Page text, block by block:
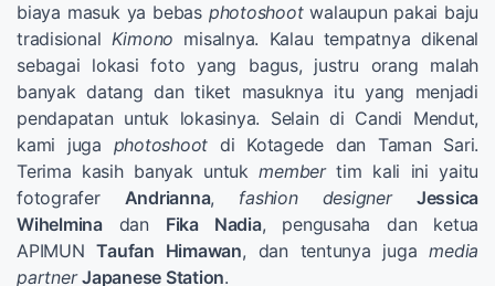
biaya masuk ya bebas photoshootwalaupun pakai baju
tradisional Kimono misalnya. Kalau tempatnya dikenal
sebagai lokasi foto yang bagus, justru orang malah
banyak datang dan tiket masuknya itu yang menjadi
pendapatan untuk lokasinya. Selain di Candi Mendut,
kami juga photoshoot di Kotagede dan Taman Sari.
Terima kasih banyak untukmembertim kali ini yaitu
fotografer Andrianna, fashion designer
Jessica
Wihelminadan Fika Nadia, pengusaha dan ketua
APIMUNTaufan Himawan, dan tentunya jugamedia
partner Japanese Station.